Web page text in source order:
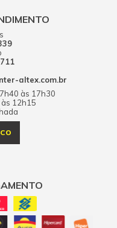
altex.com.br
às 17h30
12h15